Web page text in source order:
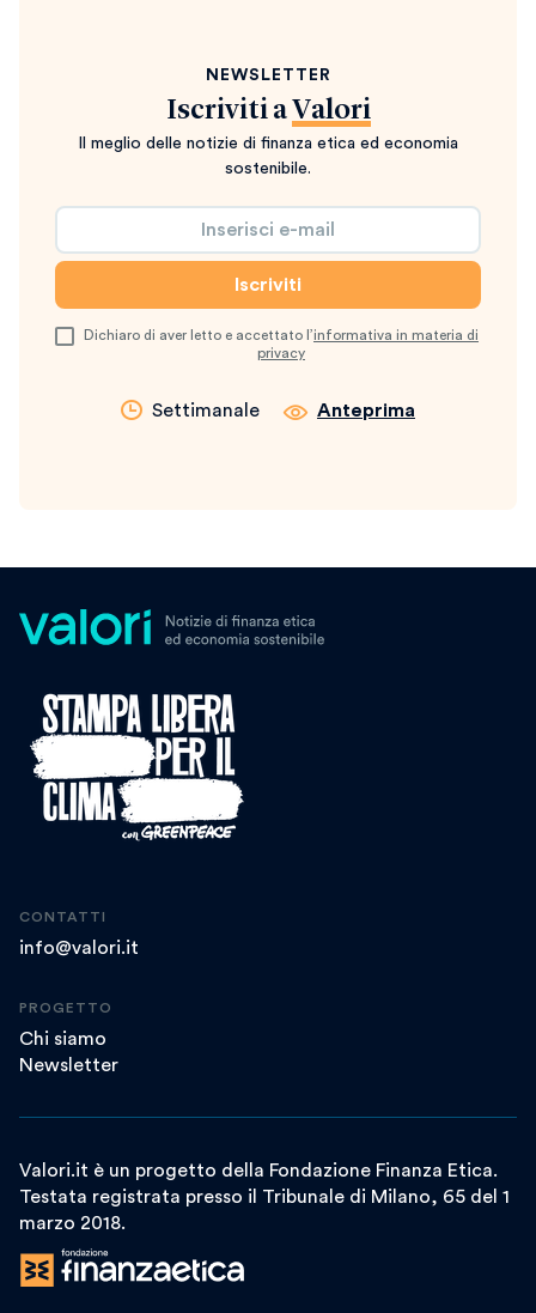
NEWSLETTER
Iscriviti a Valori
Il meglio delle notizie di finanza etica ed economia
sostenibile.
Dichiaro di aver letto e accettato l’informativa in materia di
privacy
Settimanale Anteprima
CONTATTI
info@valori.it
PROGETTO
Chi siamo
Newsletter
Valori.it è un progetto della Fondazione Finanza Etica.
Testata registrata presso il Tribunale di Milano, 65 del 1
marzo 2018.